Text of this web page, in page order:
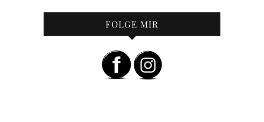
FOLGE MIR